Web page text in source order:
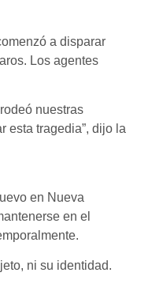
a disparar
Los agentes
nuestras
esta tragedia”, dijo la
en Nueva
en el
ni su identidad.